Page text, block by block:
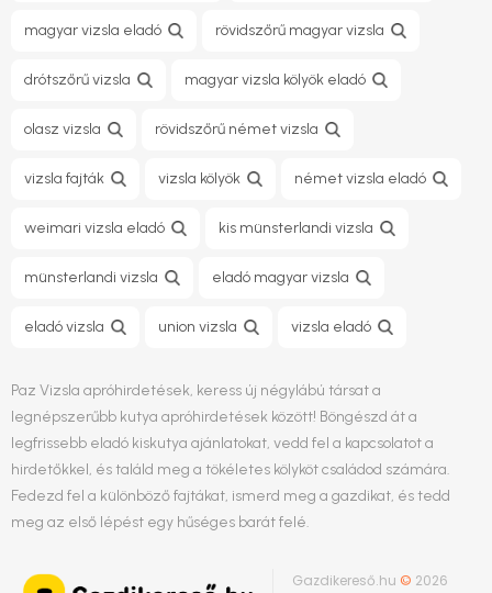
magyar vizsla eladó rövidszőrű magyar vizsla
drótszőrű vizsla magyar vizsla kölyök eladó
olasz vizsla rövidszőrű német vizsla
vizsla fajták vizsla kölyök német vizsla eladó
weimari vizsla eladó kis münsterlandi vizsla
münsterlandi vizsla eladó magyar vizsla
eladó vizsla union vizsla vizsla eladó
Paz Vizsla apróhirdetések, keress új négylábú társat a
legnépszerűbb kutya apróhirdetések között! Böngészd át a
legfrissebb eladó kiskutya ajánlatokat, vedd fel a kapcsolatot a
hirdetőkkel, és találd meg a tökéletes kölyköt családod számára.
Fedezd fel a különböző fajtákat, ismerd meg a gazdikat, és tedd
meg az első lépést egy hűséges barát felé.
Gazdikereső.hu © 2026